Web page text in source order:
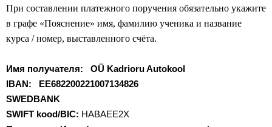
При составлении платежного поручения обязательно укажите
в графе «Пояснение» имя, фамилию ученика и название
курса / номер, выставленного счёта.
Имя получателя: OÜ Kadrioru Autokool
IBAN:
EE682200221007134826
SWEDBANK
SWIFT kood/BIC: HABAEE2X